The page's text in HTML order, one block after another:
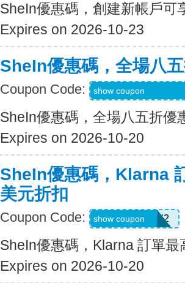
SheIn優惠碼，創建新帳戶可
Expires on 2026-10-23
SheIn優惠碼，全場八
Coupon Code: show coupon
SheIn優惠碼，全場八五折優
Expires on 2026-10-20
SheIn優惠碼，Klarna
美元折扣
Coupon Code: KLARNAJULY2
show coupon
SheIn優惠碼，Klarna 訂單
Expires on 2026-10-20